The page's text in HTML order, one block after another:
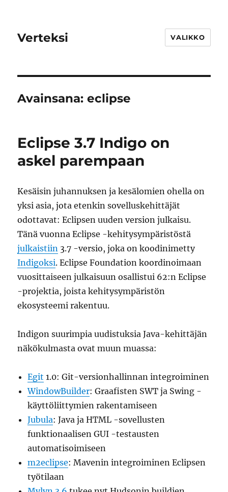
Verteksi VALIKKO
Avainsana:eclipse
Eclipse 3.7 Indigo on
askel parempaan
Kesäisin juhannuksen ja kesälomien ohella on
yksi asia, jota etenkin sovelluskehittäjät
odottavat: Eclipsen uuden version julkaisu.
Tänä vuonna Eclipse -kehitysympäristöstä
julkaistiin 3.7 -versio, joka on koodinimetty
Indigoksi. Eclipse Foundation koordinoimaan
vuosittaiseen julkaisuun osallistui 62:n Eclipse
-projektia, joista kehitysympäristön
ekosysteemi rakentuu.
Indigon suurimpia uudistuksia Java-kehittäjän
näkökulmasta ovat muun muassa:
Egit 1.0: Git-versionhallinnan integroiminen
WindowBuilder: Graafisten SWT ja Swing -
käyttöliittymien rakentamiseen
Jubula: Java ja HTML -sovellusten
funktionaalisen GUI -testausten
automatisoimiseen
m2eclipse: Mavenin integroiminen Eclipsen
työtilaan